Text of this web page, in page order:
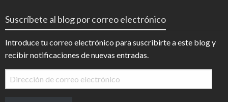
Suscríbete al blog por correo electrónico
Introduce tu correo electrónico para suscribirte a este blog y
recibir notificaciones de nuevas entradas.
Dirección
de